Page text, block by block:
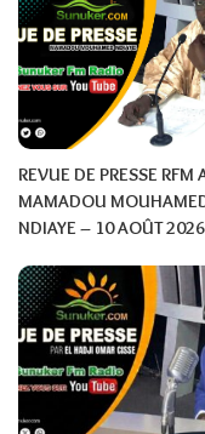
REVUE DE PRESSE RFM
MAMADOU
NDIAYE – 10 AOÛT 2026